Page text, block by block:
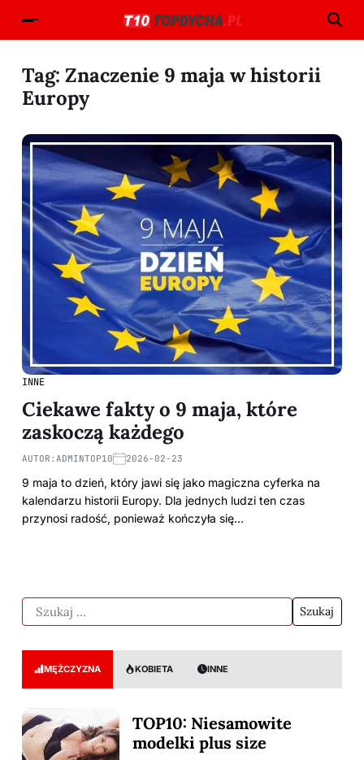
Tag: Znaczenie 9 maja w historii
Europy
INNE
Ciekawe fakty o 9 maja, które
zaskoczą każdego
AUTOR: ADMINTOP10 2026-02-23
9 maja to dzień, który jawi się jako magiczna cyferka na
kalendarzu historii Europy. Dla jednych ludzi ten czas
przynosi radość, ponieważ kończyła się…
MĘŻCZYZNA KOBIETA INNE
TOP10: Niesamowite
modelki plus size